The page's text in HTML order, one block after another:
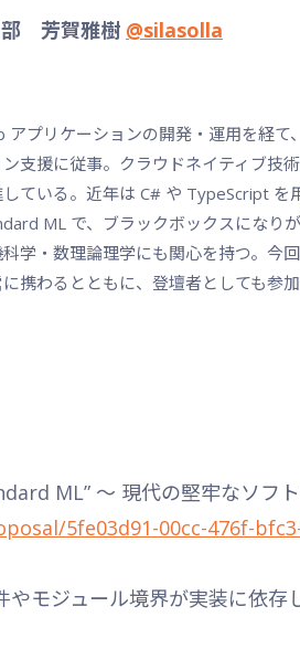
部 芳賀雅樹 @silasolla
アプリケーションの開発・運用を経て
ン支援に従事。クラウドネイティブ技
ている。近年は C# や TypeScript を
ML で、ブラックボックスになり
学・数理論理学にも関心を持つ。今
携わるとともに、登壇者としても参加
ML” 〜 現代の堅牢なソフ
5fe03d91-00cc-476f-bfc3-
モジュール境界が実装に依存